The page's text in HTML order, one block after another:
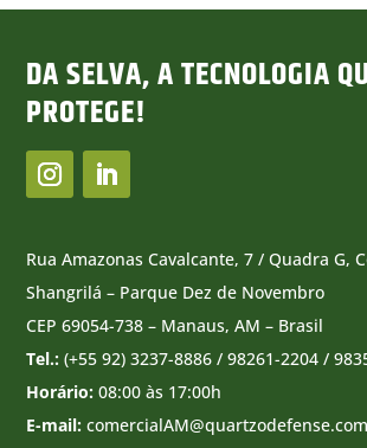
DA SELVA, A TECNOLOGIA
PROTEGE!
Rua Amazonas Cavalcante, 7 / Quadra G,
Shangrilá – Parque Dez de Novembro
CEP 69054-738 – Manaus, AM – Brasil
Tel.: (+55 92) 3237-8886 / 98261-2204 /
Horário: 08:00 às 17:00h
E-mail: comercialAM@quartzodefense.com